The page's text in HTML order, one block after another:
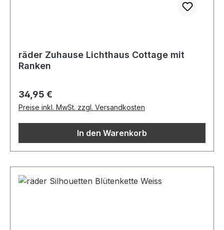
räder Zuhause Lichthaus Cottage mit
Ranken
Regulärer Preis:
34,95 €
Preise inkl. MwSt. zzgl. Versandkosten
In den Warenkorb